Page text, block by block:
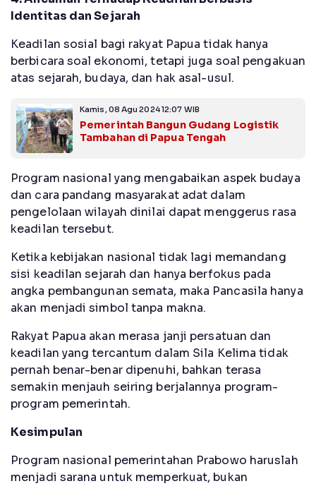
Identitas dan Sejarah
Keadilan sosial bagi rakyat Papua tidak hanya
berbicara soal ekonomi, tetapi juga soal pengakuan
atas sejarah, budaya, dan hak asal-usul.
Kamis, 08 Agu 2024 12:07 WIB
Pemerintah Bangun Gudang Logistik
Tambahan di Papua Tengah
Program nasional yang mengabaikan aspek budaya
dan cara pandang masyarakat adat dalam
pengelolaan wilayah dinilai dapat menggerus rasa
keadilan tersebut.
Ketika kebijakan nasional tidak lagi memandang
sisi keadilan sejarah dan hanya berfokus pada
angka pembangunan semata, maka Pancasila hanya
akan menjadi simbol tanpa makna.
Rakyat Papua akan merasa janji persatuan dan
keadilan yang tercantum dalam Sila Kelima tidak
pernah benar-benar dipenuhi, bahkan terasa
semakin menjauh seiring berjalannya program-
program pemerintah.
Kesimpulan
Program nasional pemerintahan Prabowo haruslah
menjadi sarana untuk memperkuat, bukan